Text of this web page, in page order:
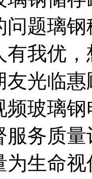
问题璃
有我优
友光临
频玻璃
服务质
为生命